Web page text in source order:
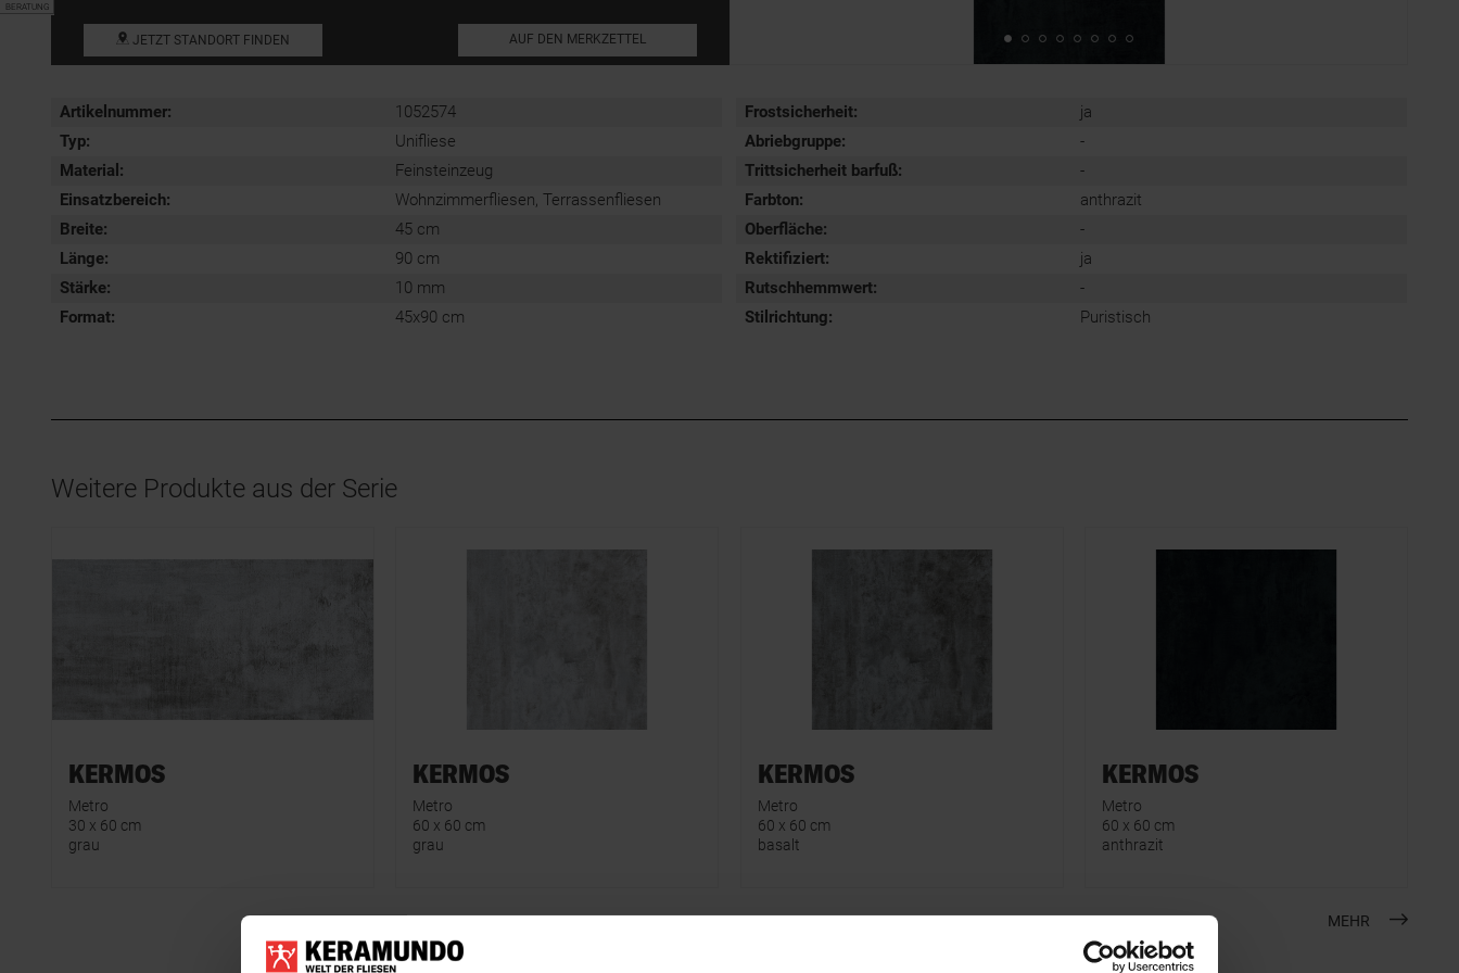
JETZT STANDORT FINDEN AUF DEN MERKZETTEL
Artikelnummer:
1052574
Typ:
Unifliese
Material:
Feinsteinzeug
Einsatzbereich:
Wohnzimmerfliesen, Terrassenfliesen
Breite:
45 cm
Länge:
90 cm
Stärke:
10 mm
Format: 45x90 cm
Frostsicherheit:
ja
Abriebgruppe:
-
Trittsicherheit barfuß:
-
Farbton:
anthrazit
Oberfläche:
-
Rektifiziert:
ja
Rutschhemmwert:
-
Stilrichtung: Puristisch
Weitere Produkte aus der Serie
KERMOS
Metro
30 x 60 cm
grau
KERMOS
Metro
60 x 60 cm
grau
KERMOS
Metro
60 x 60 cm
basalt
KERMOS
Metro
60 x 60 cm
anthrazit
MEHR
BERATUNG